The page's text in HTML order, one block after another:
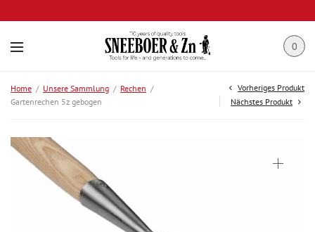
0
Home / Unsere Sammlung / Rechen /
Gartenrechen 5z gebogen
Vorheriges Produkt
Nächstes Produkt